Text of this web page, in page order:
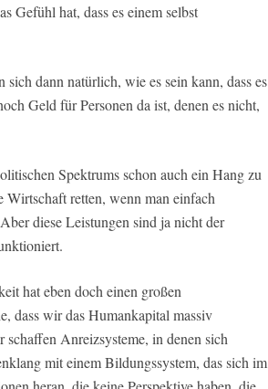
Gefühl hat, dass es einem selbst
dann natürlich, wie es sein kann, dass es
Geld für Personen da ist, denen es nicht,
Spektrums schon auch ein Hang zu
retten, wenn man einfach
diese Leistungen sind ja nicht der
hat eben doch einen großen
dass wir das Humankapital massiv
Anreizsysteme, in denen sich
mit einem Bildungssystem, das sich im